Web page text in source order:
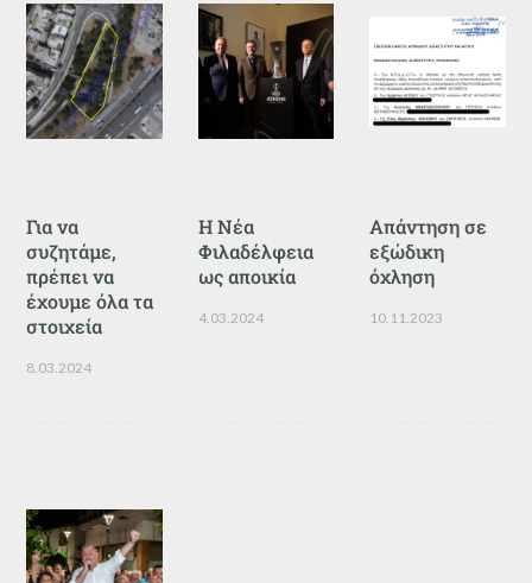
Για να
συζητάμε,
πρέπει να
έχουμε όλα τα
στοιχεία
8.03.2024
Η Νέα
Φιλαδέλφεια
ως αποικία
4.03.2024
Απάντηση σε
εξώδικη
όχληση
10.11.2023